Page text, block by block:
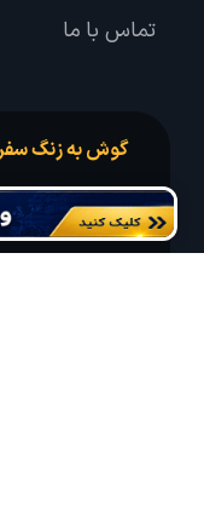
تماس با ما
گوش به زنگ
درخواست سفر خود را در مدت
درخواستی خود را دریافت